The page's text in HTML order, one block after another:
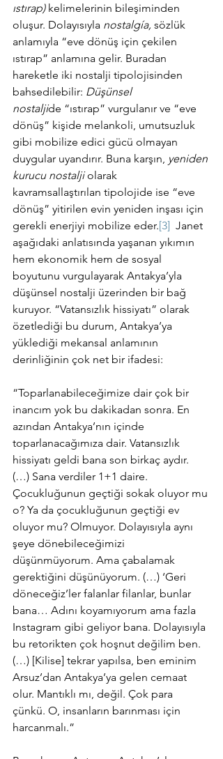
ıstırap) kelimelerinin bileşiminden
oluşur. Dolayısıyla nostalgía, sözlük
anlamıyla “eve dönüş için çekilen
ıstırap” anlamına gelir. Buradan
hareketle iki nostalji tipolojisinden
bahsedilebilir: Düşünsel
nostaljide “ıstırap” vurgulanır ve “eve
dönüş” kişide melankoli, umutsuzluk
gibi mobilize edici gücü olmayan
duygular uyandırır. Buna karşın, yeniden
kurucu nostalji olarak
kavramsallaştırılan tipolojide ise “eve
dönüş” yitirilen evin yeniden inşası için
gerekli enerjiyi mobilize eder.[3] Janet
aşağıdaki anlatısında yaşanan yıkımın
hem ekonomik hem de sosyal
boyutunu vurgulayarak Antakya’yla
düşünsel nostalji üzerinden bir bağ
kuruyor. “Vatansızlık hissiyatı” olarak
özetlediği bu durum, Antakya’ya
yüklediği mekansal anlamının
derinliğinin çok net bir ifadesi:
“Toparlanabileceğimize dair çok bir
inancım yok bu dakikadan sonra. En
azından Antakya’nın içinde
toparlanacağımıza dair. Vatansızlık
hissiyatı geldi bana son birkaç aydır.
(…) Sana verdiler 1+1 daire.
Çocukluğunun geçtiği sokak oluyor mu
o? Ya da çocukluğunun geçtiği ev
oluyor mu? Olmuyor. Dolayısıyla aynı
şeye dönebileceğimizi
düşünmüyorum. Ama çabalamak
gerektiğini düşünüyorum. (…) ‘Geri
döneceğiz’ler falanlar filanlar, bunlar
bana… Adını koyamıyorum ama fazla
Instagram gibi geliyor bana. Dolayısıyla
bu retorikten çok hoşnut değilim ben.
(…) [Kilise] tekrar yapılsa, ben eminim
Arsuz’dan Antakya’ya gelen cemaat
olur. Mantıklı mı, değil. Çok para
çünkü. O, insanların barınması için
harcanmalı.”